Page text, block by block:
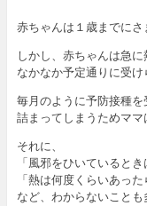
赤ちゃんは１歳までにさ
しかし、赤ちゃんは急に
なかなか予定通りに受け
毎月のように予防接種
詰まってしまうためママ
それに、
「風邪をひいていると
「熱は何度くらいあっ
など、わからないことも